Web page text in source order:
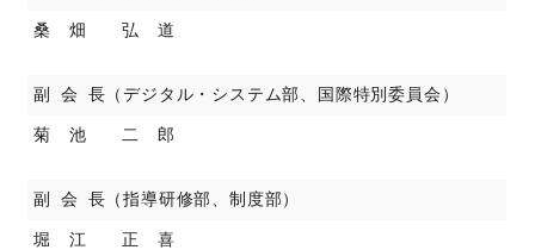
桑 畑 弘 道
副 会 長（デジタル・システム部、国際特別委員会）
菊 池 二 郎
副 会 長（指導研修部、制度部）
堀 江 正 喜